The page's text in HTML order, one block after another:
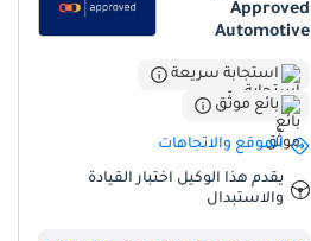
Approved
Automotive
استجابة سريعة
بائع موثّق
الموقع والاتجاهات
يقدم هذا الوكيل اختبار القيادة
والاستبدال